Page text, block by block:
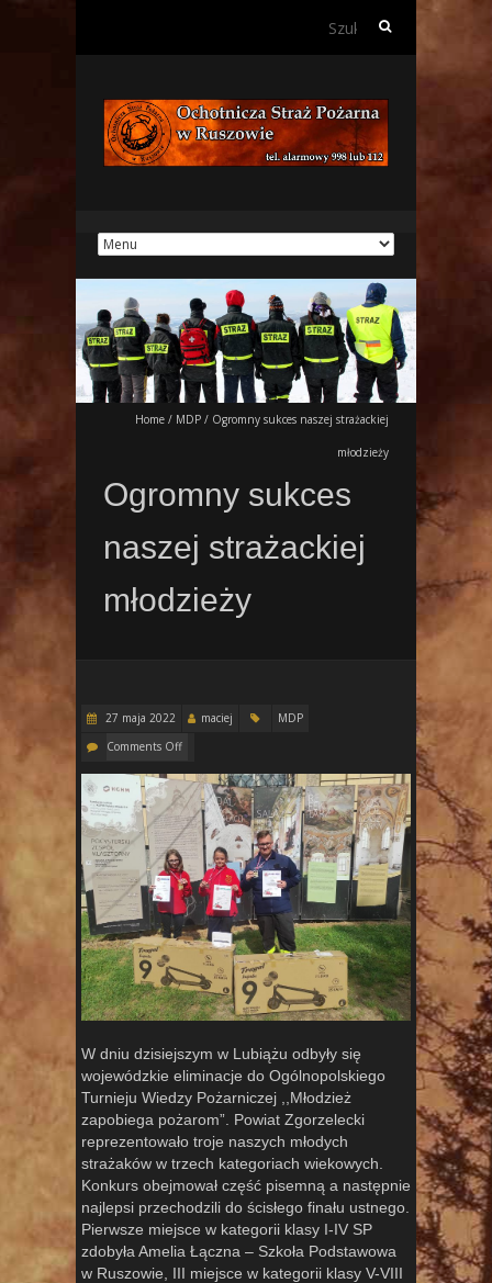
Szukaj:
Home / MDP / Ogromny sukces naszej strażackiej
młodzieży
Ogromny sukces
naszej strażackiej
młodzieży
27 maja 2022 maciej
MDP
Comments Off
W dniu dzisiejszym w Lubiążu odbyły się
wojewódzkie eliminacje do Ogólnopolskiego
Turnieju Wiedzy Pożarniczej ,,Młodzież
zapobiega pożarom”. Powiat Zgorzelecki
reprezentowało troje naszych młodych
strażaków w trzech kategoriach wiekowych.
Konkurs obejmował część pisemną a następnie
najlepsi przechodzili do ścisłego finału ustnego.
Pierwsze miejsce w kategorii klasy I-IV SP
zdobyła Amelia Łączna – Szkoła Podstawowa
w Ruszowie, III miejsce w kategorii klasy V-VIII